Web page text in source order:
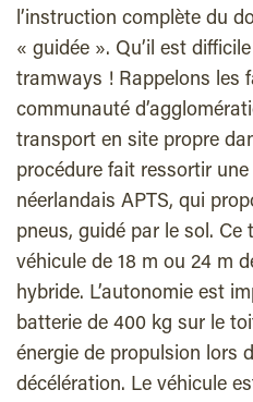
l’instruction complète du
« guidée ». Qu’il est
tramways ! Rappelons les
communauté
transport en site propre
procédure fait ressortir
néerlandais APTS, qui
pneus, guidé par le sol.
véhicule de 18 m ou 24 m
hybride. L’autonomie est
batterie de 400 kg sur le
énergie de propulsion lors
décélération. Le véhicule